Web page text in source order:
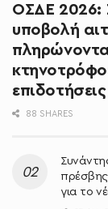
ΟΣΔΕ 2026:
υποβολή
επιδοτήσεις
88 SHARES
πρέσβης
για το